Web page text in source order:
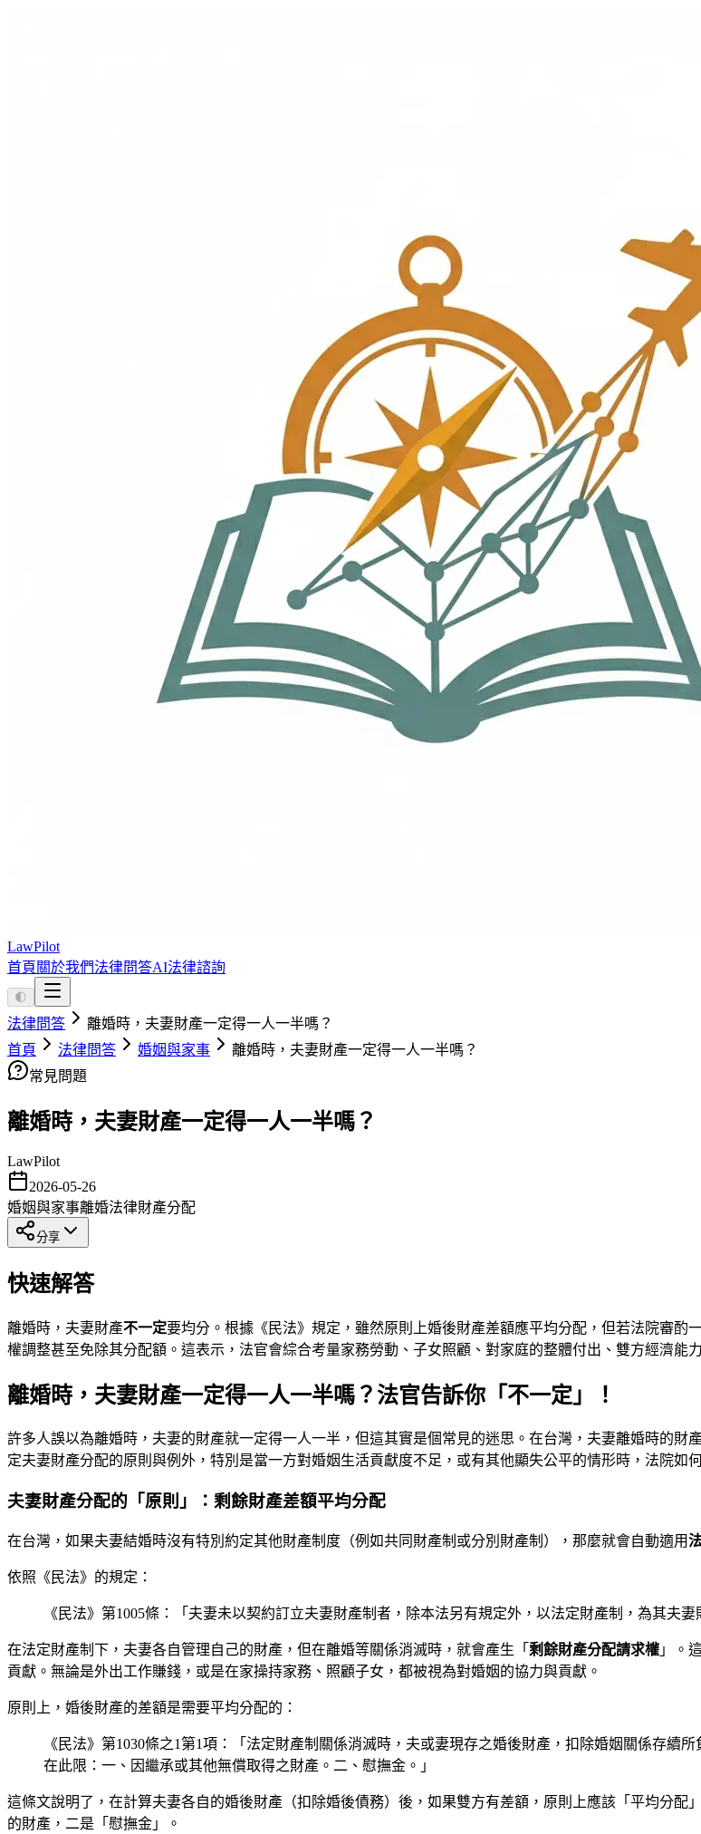
LawPilot
首頁 關於我們法律問答AI法律諮詢
🌓
法律問答
離婚時，夫妻財產一定得一人一半嗎？
首頁
法律問答 婚姻與家事
離婚時，夫妻財產一定得一人一半嗎？
常見問題
離婚時，夫妻財產一定得一人一半嗎？
LawPilot
2026-05-26
婚姻與家事離婚法律財產分配
分享
快速解答
離婚時，夫妻財產不一定要均分。根據《民法》規定，雖然原則上婚後財產差額應平均分配，但若法院審酌
權調整甚至免除其分配額。這表示，法官會綜合考量家務勞動、子女照顧、對家庭的整體付出、雙方經濟能
離婚時，夫妻財產一定得一人一半嗎？法官告訴你「不一定」！
許多人誤以為離婚時，夫妻的財產就一定得一人一半，但這其實是個常見的迷思。在台灣，夫妻離婚時的
定夫妻財產分配的原則與例外，特別是當一方對婚姻生活貢獻度不足，或有其他顯失公平的情形時，法院如
夫妻財產分配的「原則」：剩餘財產差額平均分配
在台灣，如果夫妻結婚時沒有特別約定其他財產制度（例如共同財產制或分別財產制），那麼就會自動適用
依照《民法》的規定：
《民法》第1005條：「夫妻未以契約訂立夫妻財產制者，除本法另有規定外，以法定財產制，為其夫妻
在法定財產制下，夫妻各自管理自己的財產，但在離婚等關係消滅時，就會產生「 剩餘財產分配請求權 」。
貢獻。無論是外出工作賺錢，或是在家操持家務、照顧子女，都被視為對婚姻的協力與貢獻。
原則上，婚後財產的差額是需要平均分配的：
《民法》第1030條之1第1項：「法定財產制關係消滅時，夫或妻現存之婚後財產，扣除婚姻關係存續
在此限：一、因繼承或其他無償取得之財產。二、慰撫金。」
這條文說明了，在計算夫妻各自的婚後財產（扣除婚後債務）後，如果雙方有差額，原則上應該「平均分配
的財產，二是「慰撫金」。